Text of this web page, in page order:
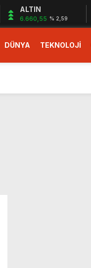
ALTIN
6.660,55 % 2,59
DÜNYA TEKNOLOJİ